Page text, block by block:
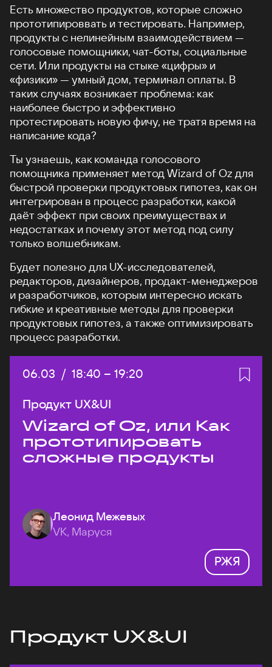
Есть множество продуктов, которые сложно
прототипироввать и тестировать. Например,
продукты с нелинейным взаимодействием —
голосовые помощники, чат-боты, социальные
сети. Или продукты на стыке «цифры» и
«физики» — умный дом, терминал оплаты. В
таких случаях возникает проблема: как
наиболее быстро и эффективно
протестировать новую фичу, не тратя время на
написание кода?
Ты узнаешь, как команда голосового
помощника применяет метод Wizard of Oz для
быстрой проверки продуктовых гипотез, как он
интегрирован в процесс разработки, какой
даёт эффект при своих преимуществах и
недостатках и почему этот метод под силу
только волшебникам.
Будет полезно для UX-исследователей,
редакторов, дизайнеров, продакт-менеджеров
и разработчиков, которым интересно искать
гибкие и креативные методы для проверки
продуктовых гипотез, а также оптимизировать
процесс разработки.
Дата:
06.03 / Начало:
18:40 – Конец:
19:20
Продукт UX&UI
Wizard of Oz, или Как
прототипировать
сложные продукты
Леонид Межевых
VK, Маруся
РЖЯ
Продукт UX&UI